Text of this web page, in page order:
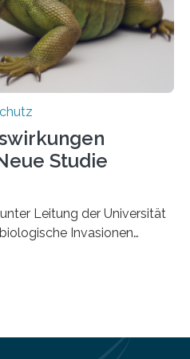
Wissenschaftlern des
Studie
Leitung der Universität
Invasionen
der durch invasive
klingen mit